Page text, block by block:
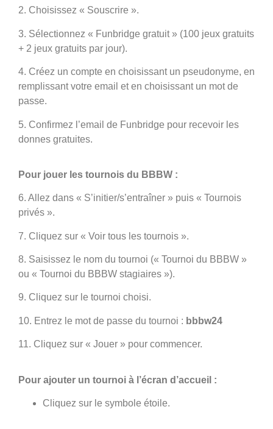
2. Choisissez « Souscrire ».
3. Sélectionnez « Funbridge gratuit » (100 jeux gratuits
+ 2 jeux gratuits par jour).
4. Créez un compte en choisissant un pseudonyme, en
remplissant votre email et en choisissant un mot de
passe.
5. Confirmez l’email de Funbridge pour recevoir les
donnes gratuites.
Pour jouer les tournois du BBBW :
6. Allez dans « S’initier/s’entraîner » puis « Tournois
privés ».
7. Cliquez sur « Voir tous les tournois ».
8. Saisissez le nom du tournoi (« Tournoi du BBBW »
ou « Tournoi du BBBW stagiaires »).
9. Cliquez sur le tournoi choisi.
10. Entrez le mot de passe du tournoi : bbbw24
11. Cliquez sur « Jouer » pour commencer.
Pour ajouter un tournoi à l’écran d’accueil :
Cliquez sur le symbole étoile.